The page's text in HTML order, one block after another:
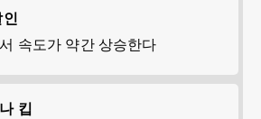
속도가 약간 상승한다
킵